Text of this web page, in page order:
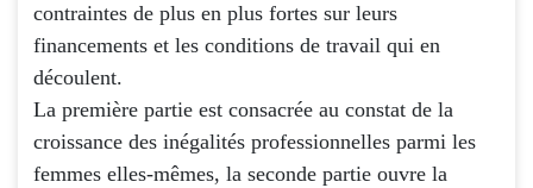
contraintes de plus en plus fortes sur leurs
financements et les conditions de travail qui en
découlent.
La première partie est consacrée au constat de la
croissance des inégalités professionnelles parmi les
femmes elles-mêmes, la seconde partie ouvre la